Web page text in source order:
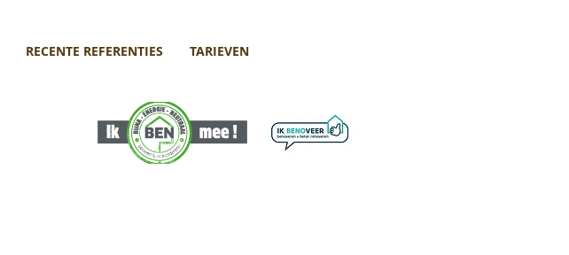
RECENTE REFERENTIES TARIEVEN